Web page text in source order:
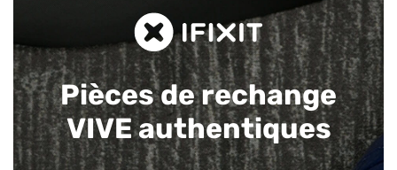
Pièces de rechange
VIVE authentiques​